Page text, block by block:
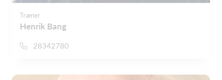
Træner
Henrik Bang
28342780